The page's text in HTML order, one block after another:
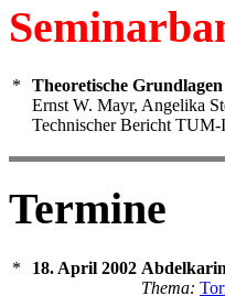
Theoretische
Ernst W. Mayr, Angelika
Technischer Bericht
Termine
18. April 2002
Thema: